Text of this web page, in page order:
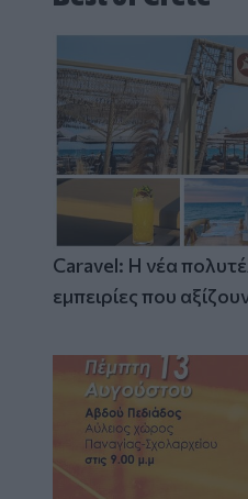
Caravel: Η νέα
εμπειρίες που